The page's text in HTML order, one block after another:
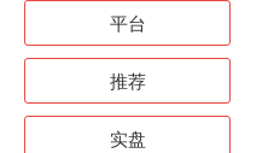
平台
推荐
实盘